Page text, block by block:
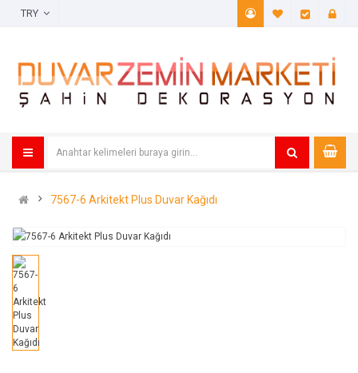
A. Listem
7567-6 Arkitekt Plus Duvar Kağıdı